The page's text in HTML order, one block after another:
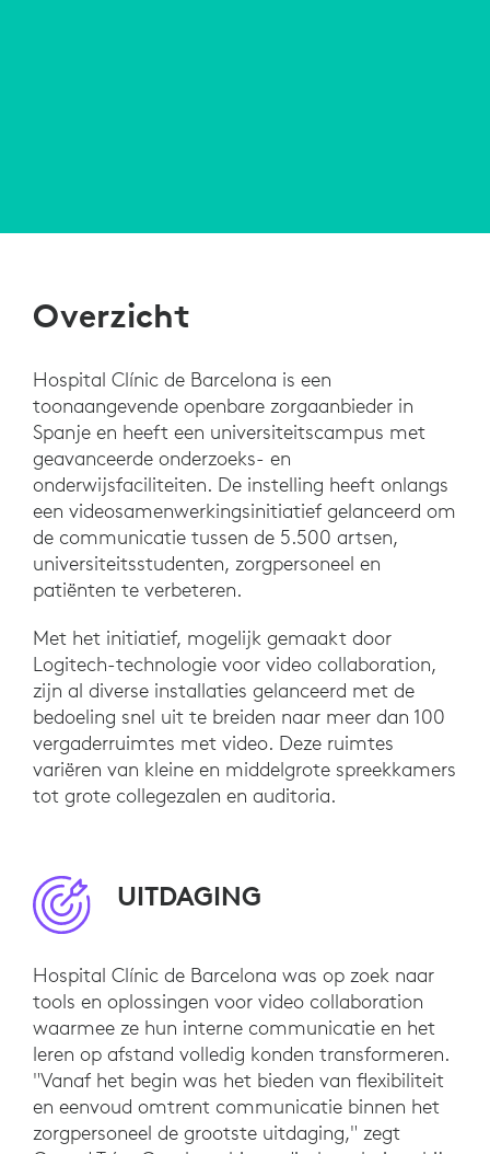
Overzicht
Hospital Clínic de Barcelona is een
toonaangevende openbare zorgaanbieder in
Spanje en heeft een universiteitscampus met
geavanceerde onderzoeks- en
onderwijsfaciliteiten. De instelling heeft onlangs
een videosamenwerkingsinitiatief gelanceerd om
de communicatie tussen de 5.500 artsen,
universiteitsstudenten, zorgpersoneel en
patiënten te verbeteren.
Met het initiatief, mogelijk gemaakt door
Logitech-technologie voor video collaboration,
zijn al diverse installaties gelanceerd met de
bedoeling snel uit te breiden naar meer dan 100
vergaderruimtes met video. Deze ruimtes
variëren van kleine en middelgrote spreekkamers
tot grote collegezalen en auditoria.
UITDAGING
Hospital Clínic de Barcelona was op zoek naar
tools en oplossingen voor video collaboration
waarmee ze hun interne communicatie en het
leren op afstand volledig konden transformeren.
"Vanaf het begin was het bieden van flexibiliteit
en eenvoud omtrent communicatie binnen het
zorgpersoneel de grootste uitdaging," zegt